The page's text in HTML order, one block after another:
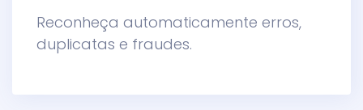
Reconheça automaticamente erros,
duplicatas e fraudes.